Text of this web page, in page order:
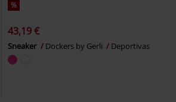
%
43,19 €
Sneaker Dockers by Gerli Deportivas